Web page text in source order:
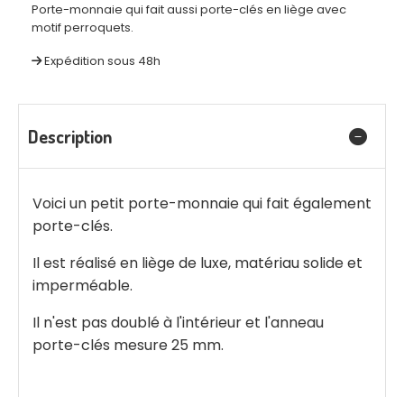
Porte-monnaie qui fait aussi porte-clés en liège avec
motif perroquets.
Expédition sous 48h
Description
Voici un petit porte-monnaie qui fait également
porte-clés.
Il est réalisé en liège de luxe, matériau solide et
imperméable.
Il n'est pas doublé à l'intérieur et l'anneau
porte-clés mesure 25 mm.